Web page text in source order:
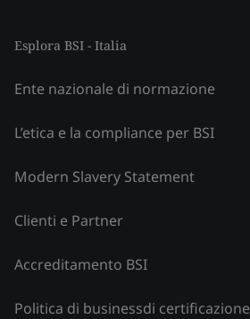
Esplora BSI - Italia
Ente nazionale di normazione
L’etica e la compliance per BSI
Modern Slavery Statement
Clienti e Partner
Accreditamento BSI
Politica di businessdi certificazione